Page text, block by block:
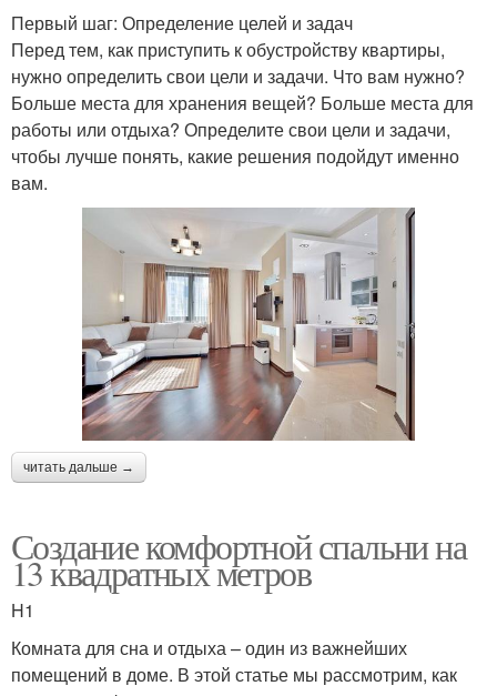
Первый шаг: Определение целей и задач
Перед тем, как приступить к обустройству квартиры,
нужно определить свои цели и задачи. Что вам нужно?
Больше места для хранения вещей? Больше места для
работы или отдыха? Определите свои цели и задачи,
чтобы лучше понять, какие решения подойдут именно
вам.
читать дальше →
Создание комфортной спальни на
13 квадратных метров
H1
Комната для сна и отдыха – один из важнейших
помещений в доме. В этой статье мы рассмотрим, как